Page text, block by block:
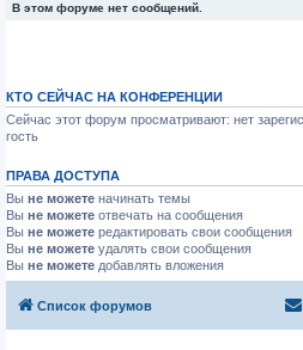
В этом форуме нет сообщений.
КТО СЕЙЧАС НА КОНФЕРЕНЦИИ
Сейчас этот форум просматривают: нет
гость
ПРАВА ДОСТУПА
Вы не можете начинать темы
Вы не можете отвечать на сообщения
Вы не можете редактировать свои сообщения
Вы не можете удалять свои сообщения
Вы не можете добавлять вложения
Список форумов